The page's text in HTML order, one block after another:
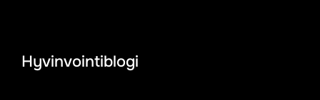
Hyvinvointiblogi